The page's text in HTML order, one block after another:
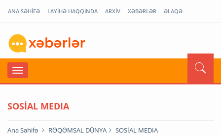
ANA SƏHİFƏ LAYİHƏ HAQQINDA ARXİV XƏBƏRLƏR ƏLAQƏ
SOSİAL MEDIA
Ana Səhifə RƏQƏMSAL DÜNYA SOSİAL MEDIA